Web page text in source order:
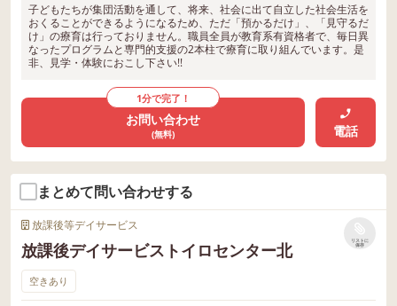
子どもたちが集団活動を通して、将来、社会に出て自立した社会生活を
おくることができるようになるため、ただ「預かるだけ」、「見守るだ
け」の療育は行っておりません。職員全員が教育系有資格者で、毎日異
なったプログラムと専門的支援の2本柱で療育に取り組んでいます。是
非、見学・体験におこし下さい!!
1分で完了！
お問い合わせ
(無料) 電話
まとめて問い合わせする
放課後等デイサービス
放課後デイサービストイロセンター北
リストに
保存
空きあり